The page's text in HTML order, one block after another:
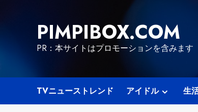
PIMPIBOX.COM
PR：本サイトはプロモーションを含みます
TVニューストレンド アイドル 生